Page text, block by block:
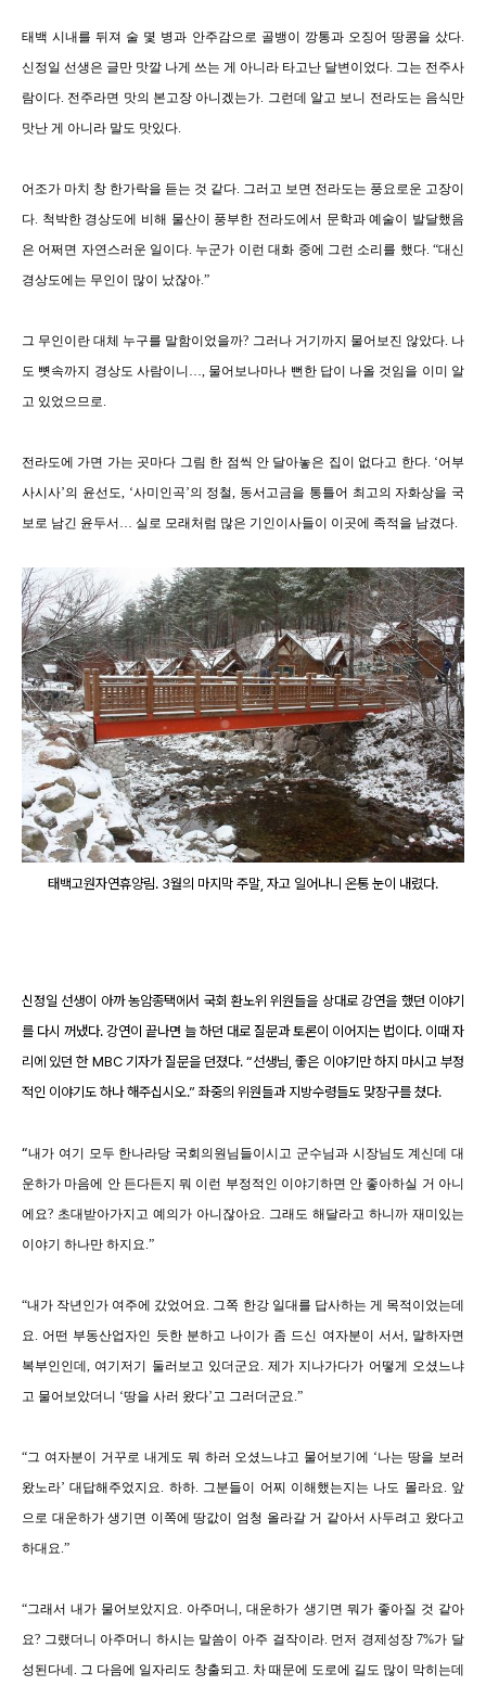
태백 시내를 뒤져 술 몇 병과 안주감으로 골뱅이 깡통과 오징어 땅콩을 샀다.
신정일 선생은 글만 맛깔 나게 쓰는 게 아니라 타고난 달변이었다. 그는 전주사
람이다. 전주라면 맛의 본고장 아니겠는가. 그런데 알고 보니 전라도는 음식만
맛난 게 아니라 말도 맛있다.
어조가 마치 창 한가락을 듣는 것 같다. 그러고 보면 전라도는 풍요로운 고장이
다. 척박한 경상도에 비해 물산이 풍부한 전라도에서 문학과 예술이 발달했음
은 어쩌면 자연스러운 일이다. 누군가 이런 대화 중에 그런 소리를 했다.“대신
경상도에는 무인이 많이 났잖아.”
그 무인이란 대체 누구를 말함이었을까? 그러나 거기까지 물어보진 않았다. 나
도 뼛속까지 경상도 사람이니…, 물어보나마나 뻔한 답이 나올 것임을 이미 알
고 있었으므로.
전라도에 가면 가는 곳마다 그림 한 점씩 안 달아놓은 집이 없다고 한다. ‘어부
사시사’의 윤선도, ‘사미인곡’의 정철, 동서고금을 통틀어 최고의 자화상을 국
보로 남긴 윤두서 … 실로 모래처럼 많은 기인이사들이 이곳에 족적을 남겼다.
태백고원자연휴양림. 3월의 마지막 주말, 자고 일어나니 온통 눈이 내렸다.
신정일 선생이 아까 농암종택에서 국회 환노위 위원들을 상대로 강연을 했던 이야기
를 다시 꺼냈다. 강연이 끝나면 늘 하던 대로 질문과 토론이 이어지는 법이다. 이때 자
리에 있던 한 MBC 기자가 질문을 던졌다. “선생님, 좋은 이야기만 하지 마시고 부정
적인 이야기도 하나 해주십시오.” 좌중의 위원들과 지방수령들도 맞장구를 쳤다.
“내가 여기 모두 한나라당 국회의원님들이시고 군수님과 시장님도 계신데 대
운하가 마음에 안 든다든지 뭐 이런 부정적인 이야기하면 안 좋아하실 거 아니
에요? 초대받아가지고 예의가 아니잖아요
그래도 해달라고 하니까 재미있는
이야기 하나만 하지요 ”
“내가 작년인가 여주에 갔었어요
그쪽 한강 일대를 답사하는 게 목적이었는데
요
어떤 부동산업자인 듯한 분하고 나이가 좀 드신 여자분이 서서
말하자면
복부인인데
여기저기 둘러보고 있더군요 .제가 지나가다가 어떻게 오셨느냐
고 물어보았더니 ‘땅을 사러 왔다’ 고 그러더군요 ”
“그 여자분이 거꾸로 내게도 뭐 하러 오셨느냐고 물어보기에 ‘나는 땅을 보러
왔노라’ 대답해주었지요 하하. 그분들이 어찌 이해했는지는 나도 몰라요
앞
으로 대운하가 생기면 이쪽에 땅값이 엄청 올라갈 거 같아서 사두려고 왔다고
하대요 ”
“그래서 내가 물어보았지요 아주머니 ,대운하가 생기면 뭐가 좋아질 것 같아
요? 그랬더니 아주머니 하시는 말씀이 아주 걸작이라. 먼저 경제성장7%가 달
성된다네
그 다음에 일자리도 창출되고 차 때문에 도로에 길도 많이 막히는데